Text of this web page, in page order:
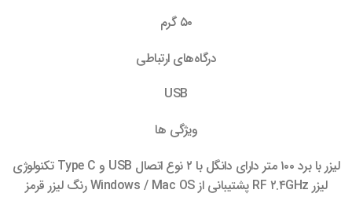
۵۰ گرم
درگاه‌های ارتباطی
USB
ویژگی ها
لیزر با برد ۱۰۰ متر دارای دانگل با ۲ نوع اتصال USB و Type C تکنولوژی
لیزر RF ۲.۴GHz پشتیبانی از Windows / Mac OS رنگ لیزر قرمز